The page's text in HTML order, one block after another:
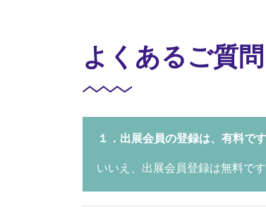
よくあるご質問
１．出展会員の登録は、有料で
いいえ、出展会員登録は無料です